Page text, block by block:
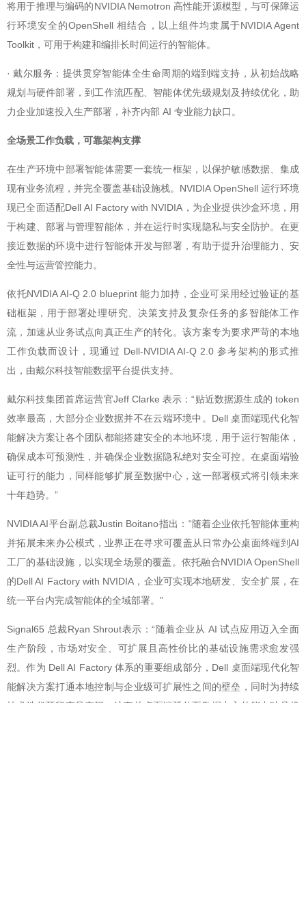
将用于推理与编码的NVIDIA Nemotron 高性能开源模型，与可保障运
行环境安全的OpenShell 相结合，以上组件均隶属于NVIDIA Agent
Toolkit，可用于构建和编排长时间运行的智能体。
· 戴尔服务：提供贯穿智能体全生命周期的端到端支持，从初始战略
规划与硬件部署，到工作流匹配、智能体优先级规划及持续优化，助
力企业加速投入生产部署，补齐内部 AI 专业能力缺口。
全场景工作负载，可靠架构支撑
在生产环境中部署智能体需要一套统一框架，以保护敏感数据、集成
现有业务流程，并完全覆盖基础设施栈。NVIDIA OpenShell 运行环境
现已全面适配Dell AI Factory with NVIDIA，为企业提供沙盒环境，用
于构建、部署与管理智能体，并在运行时实现隐私与安全防护。在更
接近数据的环境中进行智能体开发与部署，有助于提升治理能力、安
全性与运营管控能力。
依托NVIDIA AI-Q 2.0 blueprint 能力加持，企业可采用经过验证的基
础框架，用于部署处理研究、决策支持及复杂任务的多智能体工作
流，加速从业务试点向真正生产的转化。该方案专为要求严苛的本地
工作负载而设计，现通过 Dell-NVIDIA AI-Q 2.0 参考架构的形式推
出，由戴尔科技智能数据平台提供支持。
戴尔科技集团首席运营官Jeff Clarke 表示：“贴近数据源生成的 token
效率最高，大部分企业数据并不在云端环境中。Dell 桌面端现代化智
能解决方案让各个团队都能搭建安全的本地环境，用于运行智能体，
确保成本可预测性，并确保企业数据隐私绝对安全可控。在桌面端验
证可行的能力，同样能够扩展至数据中心，这一部署模式将引领未来
十年趋势。”
NVIDIA AI平台副总裁Justin Boitano指出：“随着企业依托智能体重构
并拓展未来办公模式，业界正在寻求可覆盖从日常办公桌面终端到AI
工厂的基础设施，以实现全场景的覆盖。依托融合NVIDIA OpenShell
的Dell AI Factory with NVIDIA，企业可实现本地研发、安全扩展，在
统一平台内完成智能体的全域部署。”
Signal65 总裁Ryan Shrout表示：“随着企业从 AI 试点应用迈入全面
生产阶段，市场对安全、可扩展且高性价比的基础设施需求愈发强
烈。作为 Dell AI Factory 体系的重要组成部分，Dell 桌面端现代化智
能解决方案打通本地控制与企业级可扩展性之间的壁垒，同时为持续
技术迭代预留充足空间。这套从桌面端延伸至数据中心的能力独具优